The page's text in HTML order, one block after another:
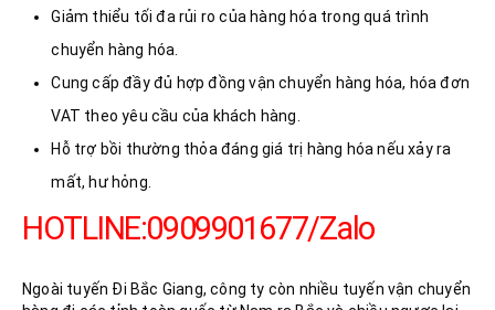
Giảm thiểu tối đa rủi ro của hàng hóa trong quá trình
chuyển hàng hóa.
Cung cấp đầy đủ hợp đồng vận chuyển hàng hóa, hóa đơn
VAT theo yêu cầu của khách hàng.
Hỗ trợ bồi thường thỏa đáng giá trị hàng hóa nếu xảy ra
mất, hư hỏng.
HOTLINE:0909901677/Zalo
Ngoài tuyến Đi Bắc Giang, công ty còn nhiều tuyến vận chuyển